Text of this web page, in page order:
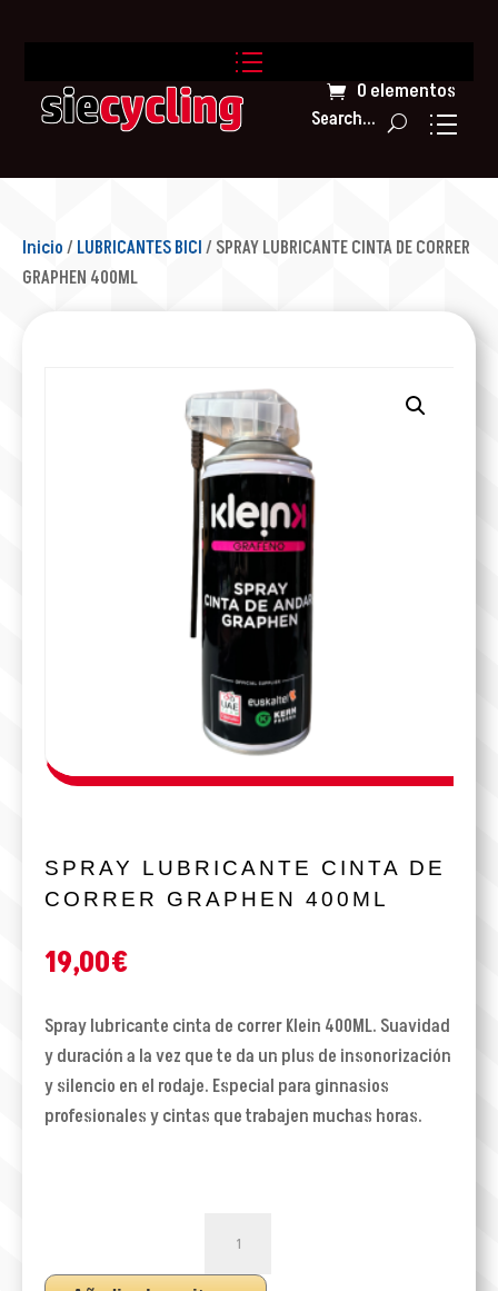
0 elementos
Search...
Inicio/ LUBRICANTES BICI/ SPRAY LUBRICANTE CINTA DE CORRER
GRAPHEN 400ML
SPRAY LUBRICANTE CINTA DE
CORRER GRAPHEN 400ML
19,00€
Spray lubricante cinta de correr Klein 400ML. Suavidad
y duración a la vez que te da un plus de insonorización
y silencio en el rodaje. Especial para ginnasios
profesionales y cintas que trabajen muchas horas.
LUBRICANTE